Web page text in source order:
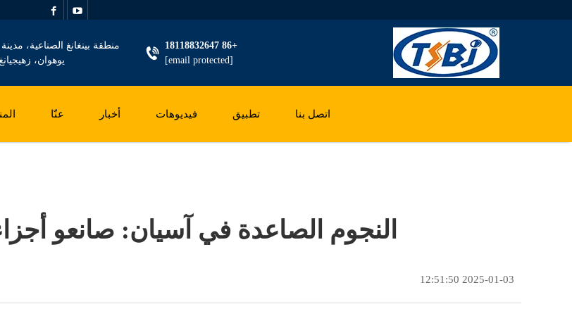
+86 18118832647
[email protected]
منطقة بينغانغ الصناعية،
يوهوان،
عنّا أخبار فيديوهات تطبيق اتصل بنا
النجوم الصاعدة في آسيان: صانعو
2025-01-03 12:51:50